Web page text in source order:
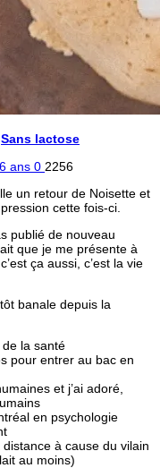
Sans lactose
6 ans 0 2256
un retour de Noisette et
cette fois-ci.
publié de nouveau
que je me présente à
ça aussi, c’est la vie
banale depuis la
de la santé
pour entrer au bac en
et j’ai adoré,
en psychologie
à cause du vilain
au moins)